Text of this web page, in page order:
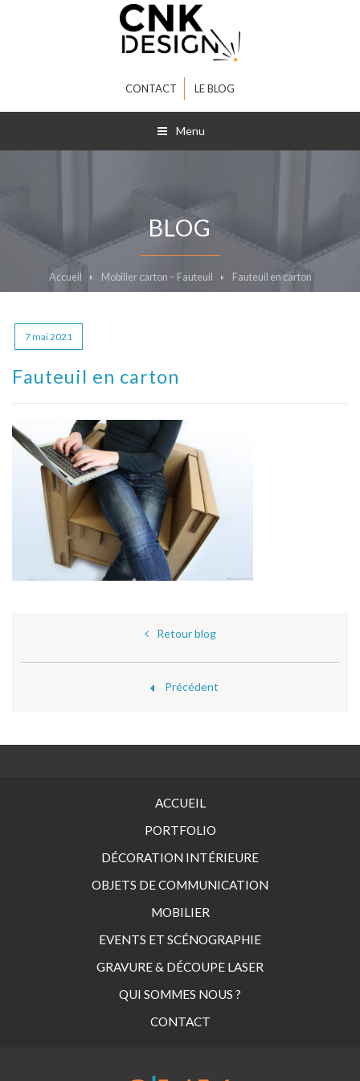
CONTACT LE BLOG
Menu
BLOG
Accueil Mobilier carton – Fauteuil Fauteuil en carton
7 mai 2021
Fauteuil en carton
Retour blog
Précédent
ACCUEIL
PORTFOLIO
DÉCORATION INTÉRIEURE
OBJETS DE COMMUNICATION
MOBILIER
EVENTS ET SCÉNOGRAPHIE
GRAVURE & DÉCOUPE LASER
QUI SOMMES NOUS ?
CONTACT